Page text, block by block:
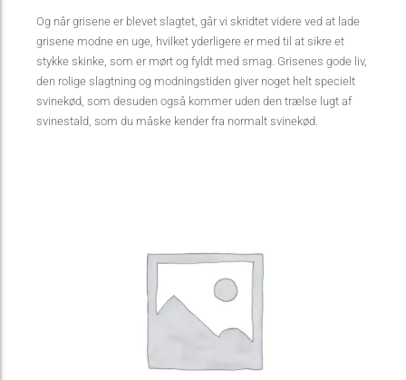
Og når grisene er blevet slagtet, går vi skridtet videre ved at lade
grisene modne en uge, hvilket yderligere er med til at sikre et
stykke skinke, som er mørt og fyldt med smag. Grisenes gode liv,
den rolige slagtning og modningstiden giver noget helt specielt
svinekød, som desuden også kommer uden den trælse lugt af
svinestald, som du måske kender fra normalt svinekød.